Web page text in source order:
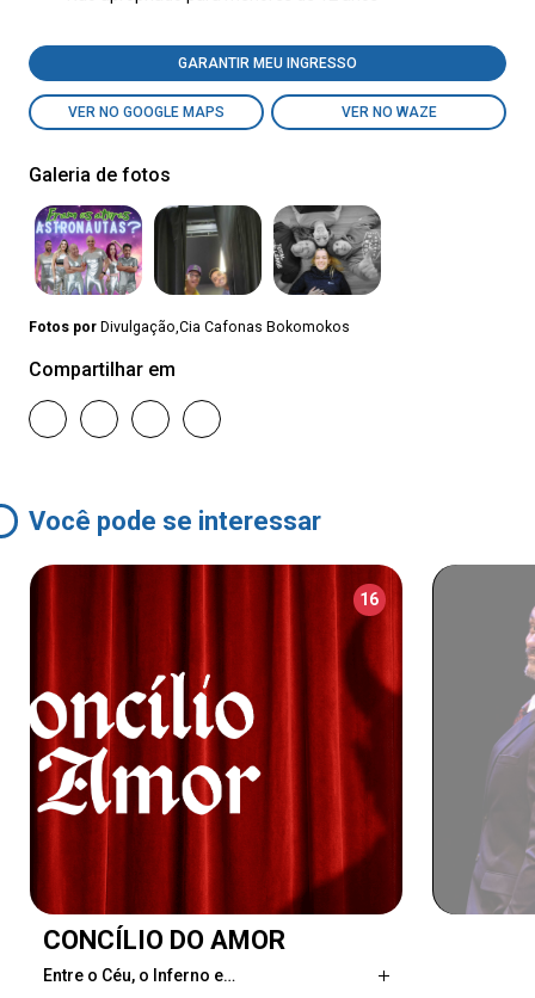
GARANTIR MEU INGRESSO
VER NO GOOGLE MAPS VER NO WAZE
Galeria de fotos
Fotos por Divulgação,Cia Cafonas Bokomokos
Compartilhar em
Você pode se interessar
16
CONCÍLIO DO AMOR
Entre o Céu, o Inferno e…